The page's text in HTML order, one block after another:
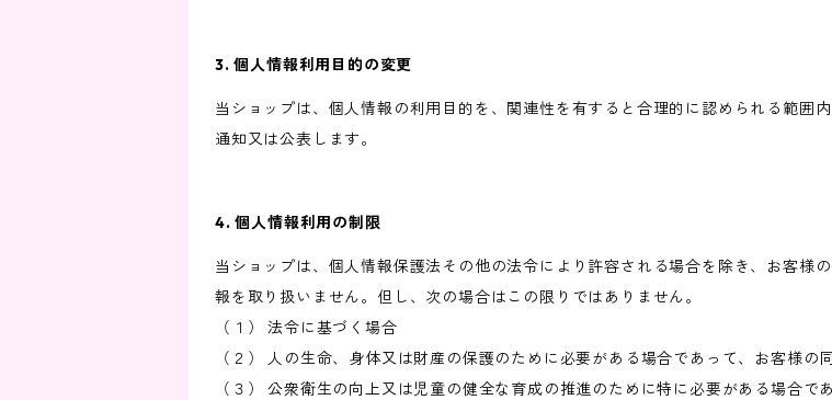
3. 個人情報利用目的の変更
当ショップは、個人情報の利用目的を、関連性を有すると合理的に認められる範囲
通知又は公表します。
4. 個人情報利用の制限
当ショップは、個人情報保護法その他の法令により許容される場合を除き、お客様
報を取り扱いません。但し、次の場合はこの限りではありません。
（１） 法令に基づく場合
（２） 人の生命、身体又は財産の保護のために必要がある場合であって、お客様の
（３） 公衆衛生の向上又は児童の健全な育成の推進のために特に必要がある場合